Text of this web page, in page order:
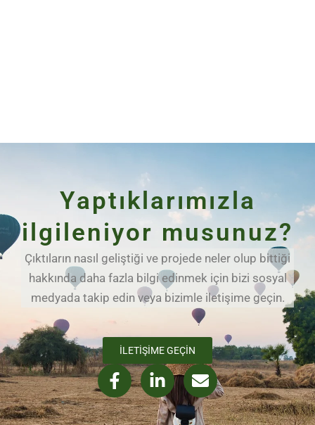
Yaptıklarımızla
ilgileniyor musunuz?
Çıktıların nasıl geliştiği ve projede neler olup bittiği
hakkında daha fazla bilgi edinmek için bizi sosyal
medyada takip edin veya bizimle iletişime geçin.
İLETIŞIME GEÇIN
F
a
c
L
i
n
E
n
v